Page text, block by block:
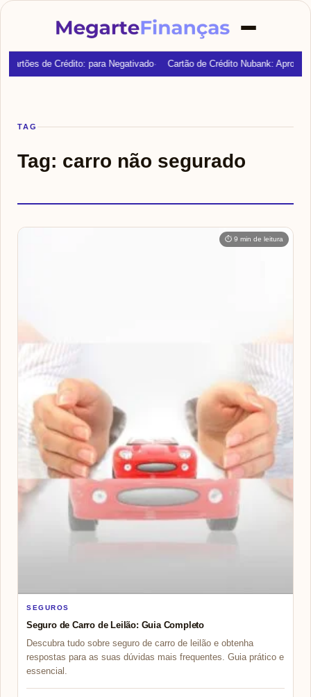
Cartões de Crédito: para Negativado Cartão de Crédito Nubank:
TAG
Tag: carro não segurado
⏱ 9 min de leitura
SEGUROS
Seguro de Carro de Leilão: Guia Completo
Descubra tudo sobre seguro de carro de leilão e obtenha
respostas para as suas dúvidas mais frequentes. Guia prático e
essencial.